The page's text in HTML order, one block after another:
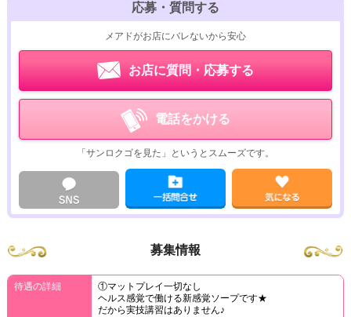
応募・質問する
メアドがお店にバレないから安心
お店に質問・応募する
電話をかける
「サンロクゴを見た」というとスムーズです。
募集情報
待遇の詳細
①マットプレイ一切なし
ヘルス感覚で働ける新感覚ソープです★
だから実技講習はありません♪